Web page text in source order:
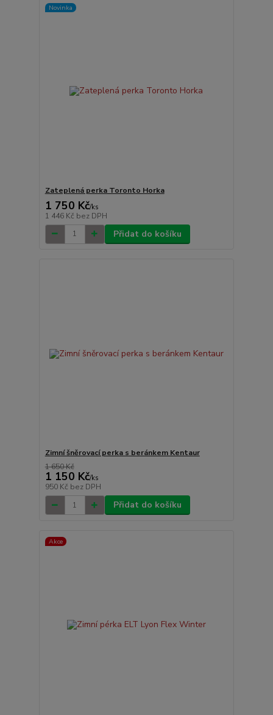
Novinka
Zateplená perka Toronto Horka
1 750 Kč/ks
1 446 Kč bez DPH
Přidat do košíku
Zimní šněrovací perka s beránkem Kentaur
1 650 Kč
1 150 Kč/ks
950 Kč bez DPH
Přidat do košíku
Akce